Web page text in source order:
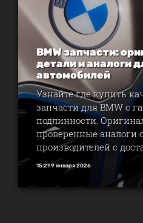
BMW запчасти:
детали и аналоги
автомобилей
Узнайте где купить
запчасти для BMW с
подлинности.
проверенные аналоги
производителей с
15:21 9 января 2026